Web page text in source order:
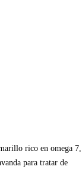
rico en omega 7,
para tratar de